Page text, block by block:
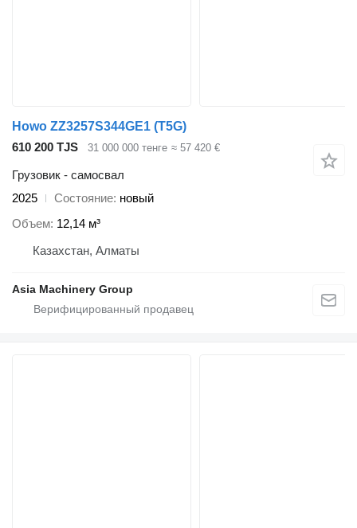
Howo ZZ3257S344GE1 (T5G)
610 200 TJS
31 000 000 тенге ≈ 57 420 €
Грузовик - самосвал
2025
Состояние новый
Объем 12,14 м³
Казахстан, Алматы
Asia Machinery Group